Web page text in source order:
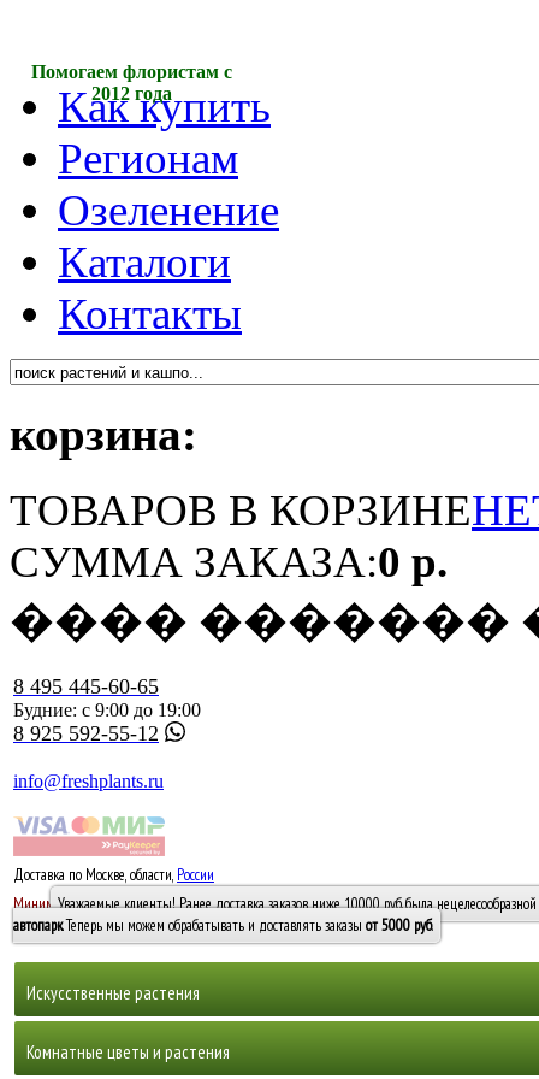
Помогаем флористам с
2012 года
Как купить
Регионам
Озеленение
Каталоги
Контакты
корзина:
ТОВАРОВ В КОРЗИНЕ
СУММА ЗАКАЗА:0 р.
���� �������
8 495 445-60-65
Будние: с 9:00 до 19:00
8 925 592-55-12
info@freshplants.ru
Доставка по Москве, области, России
Минимальный заказ -10 0005000 руб.
Уважаемые клиенты! Ранее доставка заказов ниже 10000 руб. была
автопарк. Теперь мы можем обрабатывать и доставлять заказы от 5000 руб.
Искусственные растения
Горшечные растения, кусты и мох
Комнатные цветы и растения